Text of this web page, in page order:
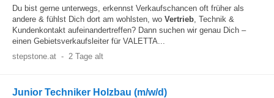
Du bist gerne unterwegs, erkennst Verkaufschancen oft früher als
andere & fühlst Dich dort am wohlsten, wo Vertrieb, Technik &
Kundenkontakt aufeinandertreffen? Dann suchen wir genau Dich –
einen Gebietsverkaufsleiter für VALETTA...
stepstone.at - 2 Tage alt
Junior Techniker Holzbau (m/w/d)